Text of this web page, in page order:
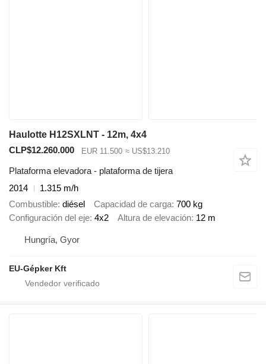
Haulotte H12SXLNT - 12m, 4x4
CLP$12.260.000
EUR 11.500 ≈ US$13.210
Plataforma elevadora - plataforma de tijera
2014
1.315 m/h
Combustible diésel Capacidad de carga 700 kg
Configuración del eje 4x2 Altura de elevación 12 m
Hungría, Gyor
EU-Gépker Kft